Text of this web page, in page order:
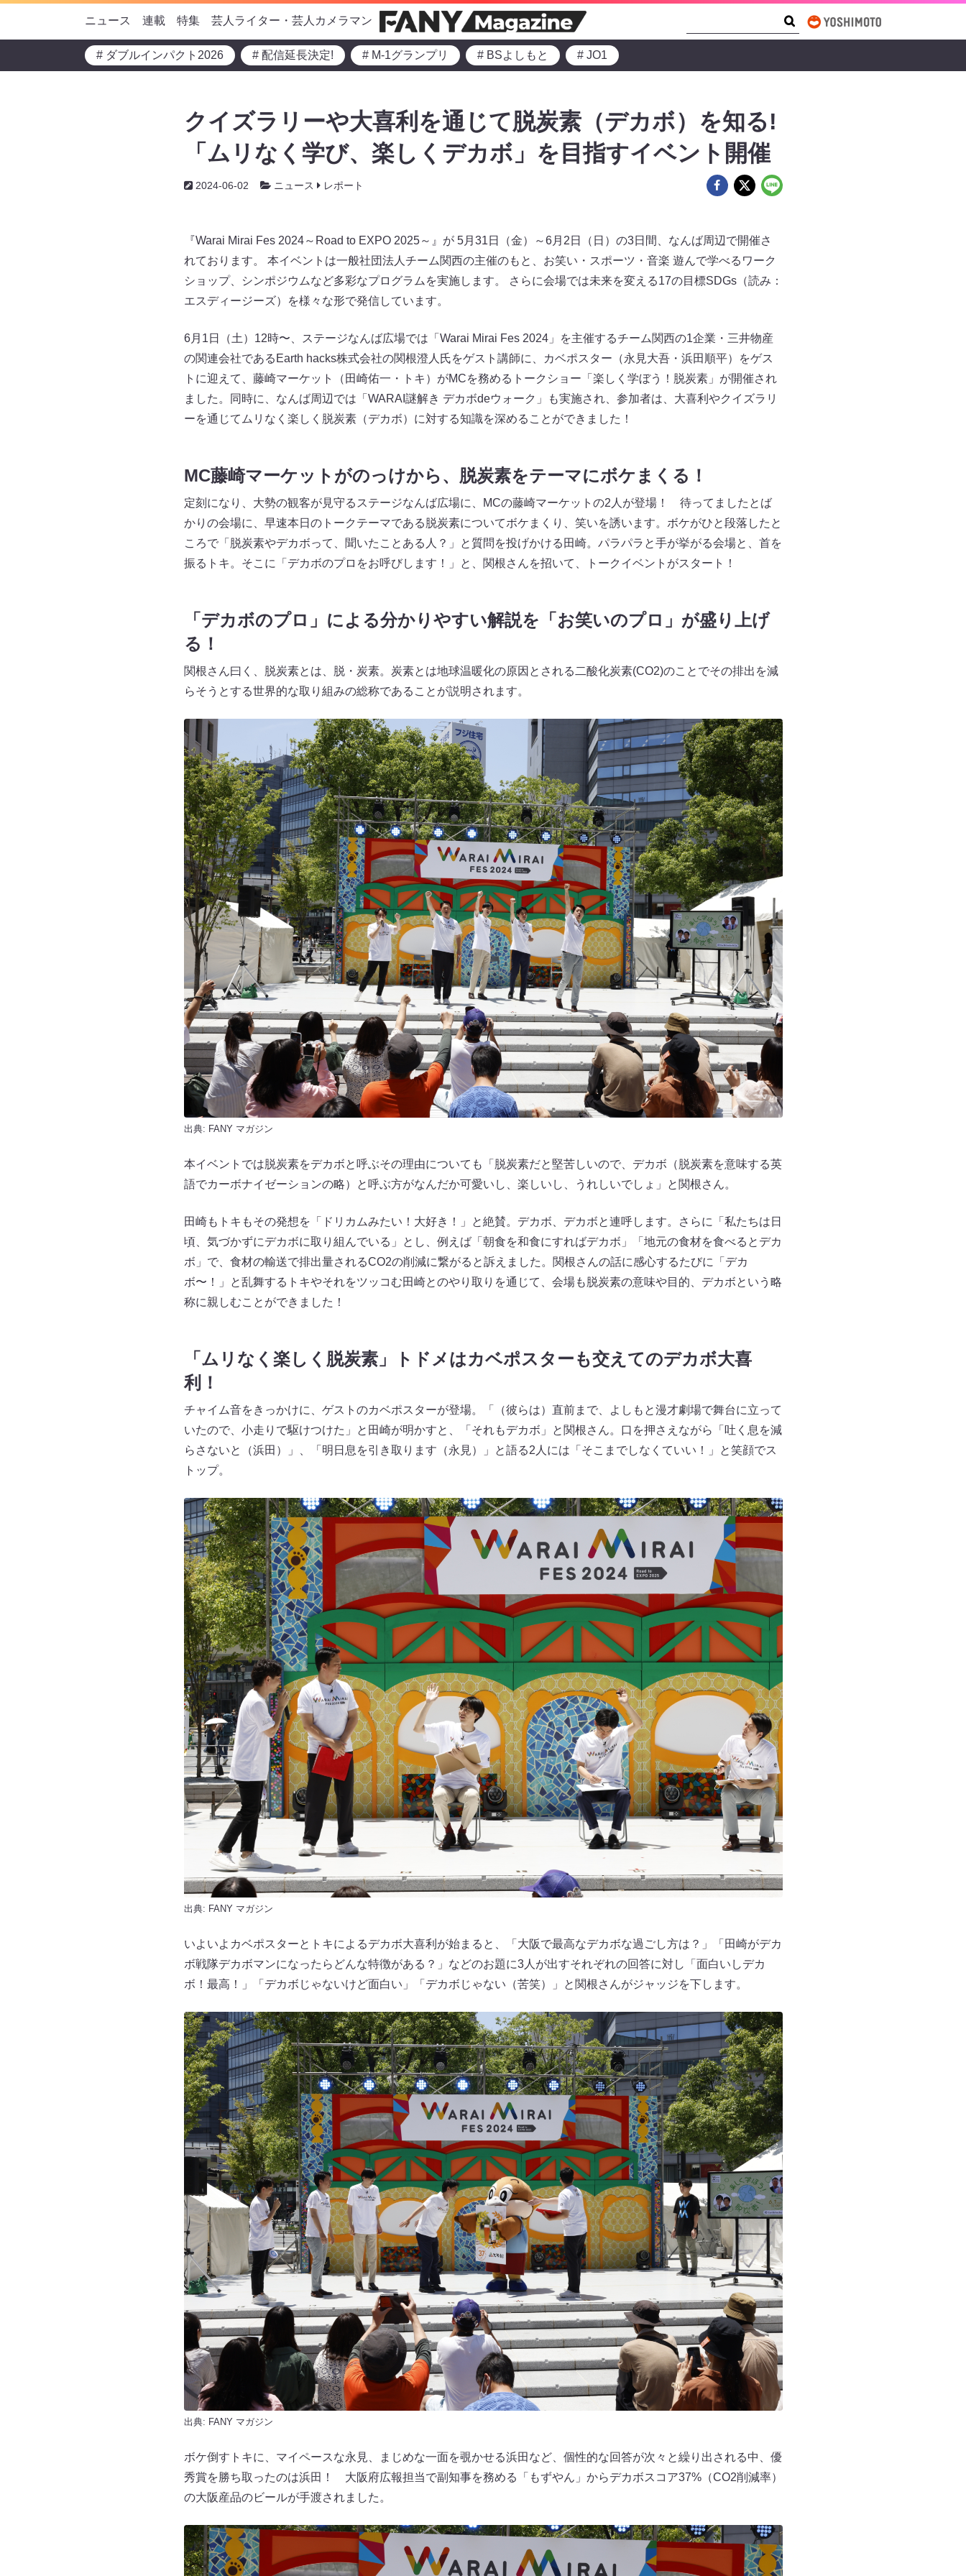
ニュース 連載 特集 芸人ライター・芸人カメラマン
# ダブルインパクト2026 # 配信延長決定! # M-1グランプリ # BSよしもと # JO1
クイズラリーや大喜利を通じて脱炭素（デカボ）を知る!
「ムリなく学び、楽しくデカボ」を目指すイベント開催
2024-06-02 ニュース レポート
『Warai Mirai Fes 2024～Road to EXPO 2025～』が 5月31日（金）～6月2日（日）の3日間、なんば周辺で開催さ
れております。 本イベントは一般社団法人チーム関西の主催のもと、お笑い・スポーツ・音楽 遊んで学べるワーク
ショップ、シンポジウムなど多彩なプログラムを実施します。 さらに会場では未来を変える17の目標SDGs（読み：
エスディージーズ）を様々な形で発信しています。
6月1日（土）12時〜、ステージなんば広場では「Warai Mirai Fes 2024」を主催するチーム関西の1企業・三井物産
の関連会社であるEarth hacks株式会社の関根澄人氏をゲスト講師に、カベポスター（永見大吾・浜田順平）をゲス
トに迎えて、藤崎マーケット（田崎佑一・トキ）がMCを務めるトークショー「楽しく学ぼう！脱炭素」が開催され
ました。同時に、なんば周辺では「WARAI謎解き デカボdeウォーク」も実施され、参加者は、大喜利やクイズラリ
ーを通じてムリなく楽しく脱炭素（デカボ）に対する知識を深めることができました！
MC藤崎マーケットがのっけから、脱炭素をテーマにボケまくる！
定刻になり、大勢の観客が見守るステージなんば広場に、MCの藤崎マーケットの2人が登場！ 待ってましたとば
かりの会場に、早速本日のトークテーマである脱炭素についてボケまくり、笑いを誘います。ボケがひと段落したと
ころで「脱炭素やデカボって、聞いたことある人？」と質問を投げかける田崎。パラパラと手が挙がる会場と、首を
振るトキ。そこに「デカボのプロをお呼びします！」と、関根さんを招いて、トークイベントがスタート！
「デカボのプロ」による分かりやすい解説を「お笑いのプロ」が盛り上げ
る！
関根さん曰く、脱炭素とは、脱・炭素。炭素とは地球温暖化の原因とされる二酸化炭素(CO2)のことでその排出を減
らそうとする世界的な取り組みの総称であることが説明されます。
出典: FANY マガジン
本イベントでは脱炭素をデカボと呼ぶその理由についても「脱炭素だと堅苦しいので、デカボ（脱炭素を意味する英
語でカーボナイゼーションの略）と呼ぶ方がなんだか可愛いし、楽しいし、うれしいでしょ」と関根さん。
田崎もトキもその発想を「ドリカムみたい！大好き！」と絶賛。デカボ、デカボと連呼します。さらに「私たちは日
頃、気づかずにデカボに取り組んでいる」とし、例えば「朝食を和食にすればデカボ」「地元の食材を食べるとデカ
ボ」で、食材の輸送で排出量されるCO2の削減に繋がると訴えました。関根さんの話に感心するたびに「デカ
ボ〜！」と乱舞するトキやそれをツッコむ田崎とのやり取りを通じて、会場も脱炭素の意味や目的、デカボという略
称に親しむことができました！
「ムリなく楽しく脱炭素」トドメはカベポスターも交えてのデカボ大喜
利！
チャイム音をきっかけに、ゲストのカベポスターが登場。「（彼らは）直前まで、よしもと漫才劇場で舞台に立って
いたので、小走りで駆けつけた」と田崎が明かすと、「それもデカボ」と関根さん。口を押さえながら「吐く息を減
らさないと（浜田）」、「明日息を引き取ります（永見）」と語る2人には「そこまでしなくていい！」と笑顔でス
トップ。
出典: FANY マガジン
いよいよカベポスターとトキによるデカボ大喜利が始まると、「大阪で最高なデカボな過ごし方は？」「田崎がデカ
ボ戦隊デカボマンになったらどんな特徴がある？」などのお題に3人が出すそれぞれの回答に対し「面白いしデカ
ボ！最高！」「デカボじゃないけど面白い」「デカボじゃない（苦笑）」と関根さんがジャッジを下します。
出典: FANY マガジン
ボケ倒すトキに、マイペースな永見、まじめな一面を覗かせる浜田など、個性的な回答が次々と繰り出される中、優
秀賞を勝ち取ったのは浜田！ 大阪府広報担当で副知事を務める「もずやん」からデカボスコア37%（CO2削減率）
の大阪産品のビールが手渡されました。